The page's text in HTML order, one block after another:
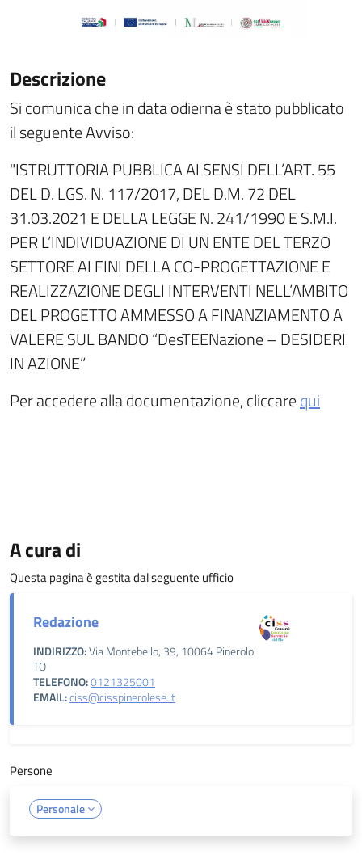
Descrizione
Si comunica che in data odierna è stato pubblicato
il seguente Avviso:
"ISTRUTTORIA PUBBLICA AI SENSI DELL’ART. 55
DEL D. LGS. N. 117/2017, DEL D.M. 72 DEL
31.03.2021 E DELLA LEGGE N. 241/1990 E S.M.I.
PER L’INDIVIDUAZIONE DI UN ENTE DEL TERZO
SETTORE AI FINI DELLA CO-PROGETTAZIONE E
REALIZZAZIONE DEGLI INTERVENTI NELL’AMBITO
DEL PROGETTO AMMESSO A FINANZIAMENTO A
VALERE SUL BANDO “DesTEENazione – DESIDERI
IN AZIONE”
Per accedere alla documentazione, cliccarequi
A cura di
Questa pagina è gestita dal seguente ufficio
Redazione
INDIRIZZO:Via Montebello, 39, 10064 Pinerolo
TO
TELEFONO:0121325001
EMAIL:ciss@cisspinerolese.it
Persone
Personale